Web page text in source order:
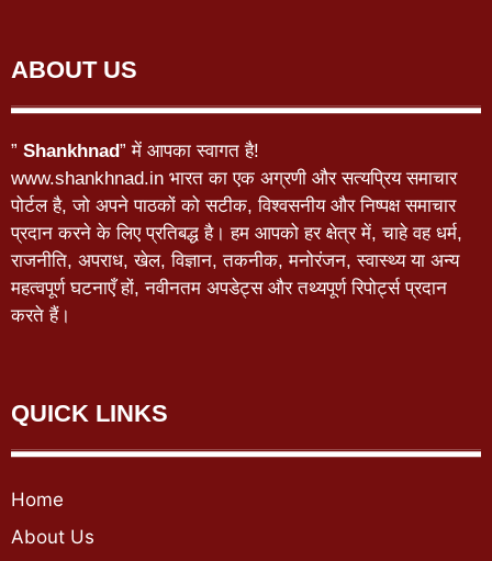
ABOUT US
” Shankhnad” में आपका स्वागत है!
www.shankhnad.in भारत का एक अग्रणी और सत्यप्रिय समाचार
पोर्टल है, जो अपने पाठकों को सटीक, विश्वसनीय और निष्पक्ष समाचार
प्रदान करने के लिए प्रतिबद्ध है। हम आपको हर क्षेत्र में, चाहे वह धर्म,
राजनीति, अपराध, खेल, विज्ञान, तकनीक, मनोरंजन, स्वास्थ्य या अन्य
महत्वपूर्ण घटनाएँ हों, नवीनतम अपडेट्स और तथ्यपूर्ण रिपोर्ट्स प्रदान
करते हैं।
QUICK LINKS
Home
About Us